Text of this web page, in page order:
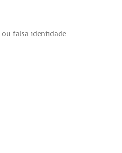
ou falsa identidade.